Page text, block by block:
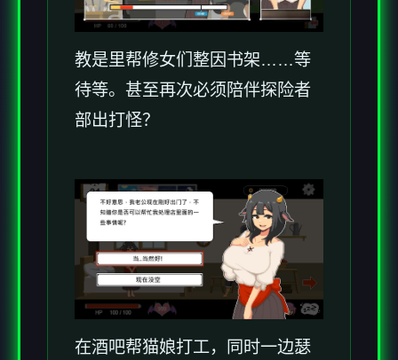
教是里帮修女们整因书架……等
待等。甚至再次必须陪伴探险者
部出打怪？
在酒吧帮猫娘打工，同时一边瑟